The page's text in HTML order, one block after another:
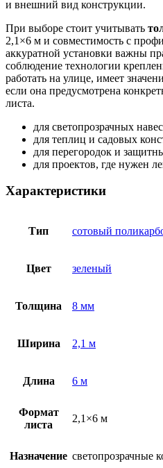
и внешний вид конструкции.
При выборе стоит учитывать
2,1×6 м и совместимость с
аккуратной установки важны
соблюдение технологии
работать на улице, имеет
если она предусмотрена
листа.
для светопрозрачных
для теплиц и садовых
для перегородок и
для проектов, где нужен
Характеристики
Тип сотовый
Цвет зеленый
Толщина 8 мм
Ширина 2,1 м
Длина 6 м
Формат
листа
2,1×6 м
Назначение светопрозрачные